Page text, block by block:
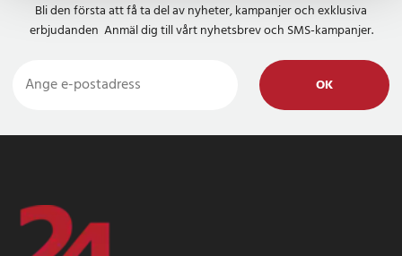
Bli den första att få ta del av nyheter, kampanjer och exklusiva
erbjudanden Anmäl dig till vårt nyhetsbrev och SMS-kampanjer.
OK